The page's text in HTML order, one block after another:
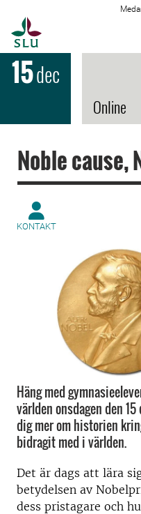
15dec
Online
Noble cause,
KONTAKT
Häng med
världen onsdagen den
dig mer om historien
bidragit med i världen.
Det är dags att lära
betydelsen av
dess pristagare och